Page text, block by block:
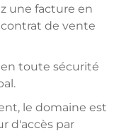
une facture en
de vente
toute sécurité
le domaine est
d'accès par